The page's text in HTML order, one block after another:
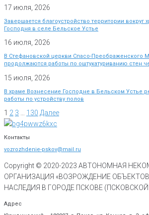
17 июля, 2026
Завершается благоустройство территории вокруг
Господня в селе Бельское Устье
16 июля, 2026
В Стефановской церкви Спасо-Преображенского
продолжаются работы по оштукатуриванию стен
15 июля, 2026
В храме Вознесение Господне в Бельском Устье
работы по устройству полов
1 2 3 130 Далее
Контакты
vozrozhdenie-pskov@mail.ru
Copyright © 2020-2023 АВТОНОМНАЯ
ОРГАНИЗАЦИЯ «ВОЗРОЖДЕНИЕ
НАСЛЕДИЯ В ГОРОДЕ ПСКОВЕ
Адрес